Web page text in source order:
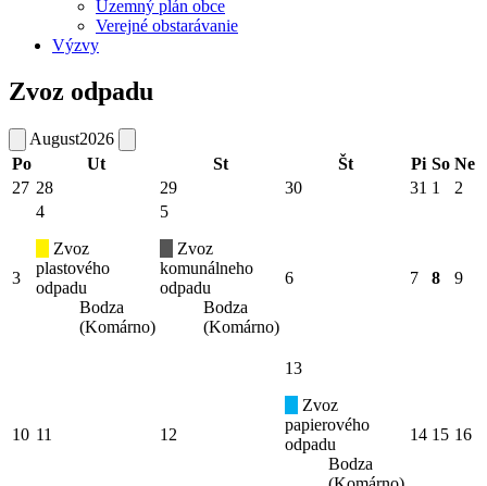
Územný plán obce
Verejné obstarávanie
Výzvy
Zvoz odpadu
August2026
Po
Ut St Št Pi So Ne
27 28 29 30 31 1 2
3
4
Zvoz
plastového
odpadu
Bodza
(Komárno)
5
Zvoz
komunálneho
odpadu
Bodza
(Komárno)
6 7 8 9
10 11 12
13
Zvoz
papierového
odpadu
Bodza
14 15 16